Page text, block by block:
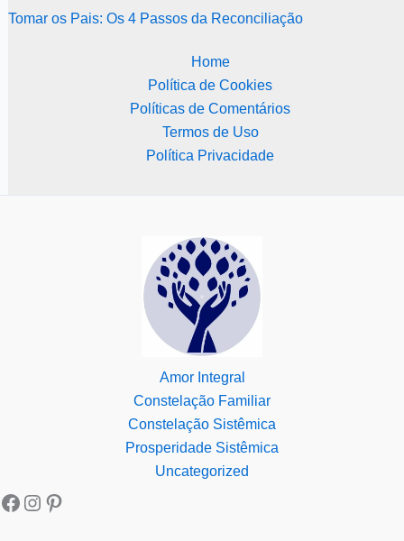
Tomar os Pais: Os 4 Passos da Reconciliação
Home
Política de Cookies
Políticas de Comentários
Termos de Uso
Política Privacidade
Amor Integral
Constelação Familiar
Constelação Sistêmica
Prosperidade Sistêmica
Uncategorized